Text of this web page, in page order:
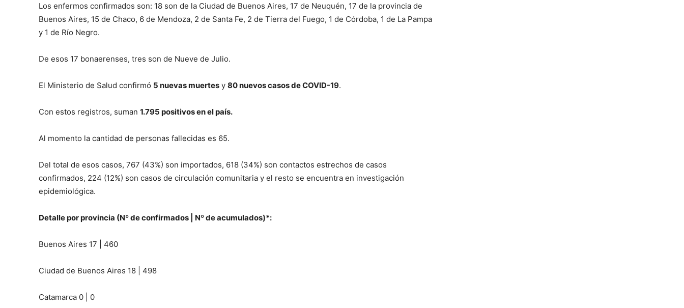
Los enfermos confirmados son: 18 son de la Ciudad de Buenos Aires, 17 de Neuquén, 17 de la provincia de
Buenos Aires, 15 de Chaco, 6 de Mendoza, 2 de Santa Fe, 2 de Tierra del Fuego, 1 de Córdoba, 1 de La Pampa
y 1 de Río Negro.
De esos 17 bonaerenses, tres son de Nueve de Julio.
El Ministerio de Salud confirmó 5 nuevas muertes y 80 nuevos casos de COVID-19.
Con estos registros, suman 1.795 positivos en el país.
Al momento la cantidad de personas fallecidas es 65.
Del total de esos casos, 767 (43%) son importados, 618 (34%) son contactos estrechos de casos
confirmados, 224 (12%) son casos de circulación comunitaria y el resto se encuentra en investigación
epidemiológica.
Detalle por provincia (Nº de confirmados | Nº de acumulados)*:
Buenos Aires 17 | 460
Ciudad de Buenos Aires 18 | 498
Catamarca 0 | 0